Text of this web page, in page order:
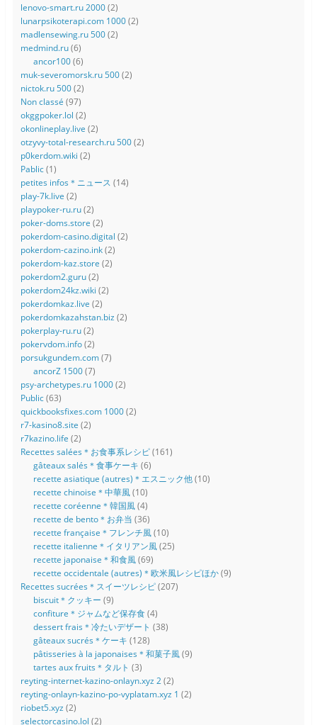
lenovo-smart.ru 2000(2)
lunarpsikoterapi.com 1000(2)
madlensewing.ru 500(2)
medmind.ru(6)
ancor100(6)
muk-severomorsk.ru 500(2)
nictok.ru 500(2)
Non classé (97)
okggpoker.lol (2)
okonlineplay.live (2)
otzyvy-total-research.ru 500(2)
p0kerdom.wiki (2)
Pablic(1)
petites infos＊ニュース (14)
play-7k.live (2)
playpoker-ru.ru(2)
poker-doms.store (2)
pokerdom-casino.digital (2)
pokerdom-cazino.ink(2)
pokerdom-kaz.store (2)
pokerdom2.guru(2)
pokerdom24kz.wiki (2)
pokerdomkaz.live (2)
pokerdomkazahstan.biz (2)
pokerplay-ru.ru(2)
pokervdom.info(2)
porsukgundem.com(7)
ancorZ 1500(7)
psy-archetypes.ru 1000(2)
Public(63)
quickbooksfixes.com 1000(2)
r7-kasino8.site (2)
r7kazino.life (2)
Recettes salées＊お食事系レシピ(161)
gâteaux salés＊食事ケーキ (6)
recette asiatique (autres)＊エスニック他(10)
recette chinoise＊中華風(10)
recette coréenne＊韓国風(4)
recette de bento＊お弁当 (36)
recette française＊フレンチ風(10)
recette italienne＊イタリアン風(25)
recette japonaise＊和食風(69)
recette occidentale (autres)＊欧米風レシピほか(9)
Recettes sucrées＊スイーツレシピ(207)
biscuit＊クッキー (9)
confiture＊ジャムなど保存食(4)
dessert frais＊冷たいデザート (38)
gâteaux sucrés＊ケーキ (128)
pâtisseries à la japonaises＊和菓子風(9)
tartes aux fruits＊タルト (3)
reyting-internet-kazino-onlayn.xyz 2(2)
reyting-onlayn-kazino-po-vyplatam.xyz 1 (2)
riobet5.xyz (2)
selectorcasino.lol (2)